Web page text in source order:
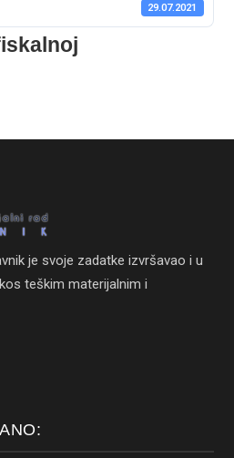
29.07.2021
je svoje zadatke izvršavao i u
teškim materijalnim i